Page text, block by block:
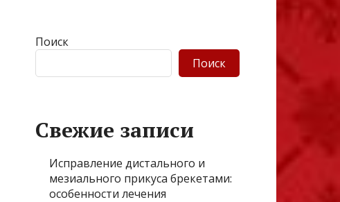
Поиск
Поиск
Свежие записи
Исправление дистального и
мезиального прикуса брекетами:
особенности лечения